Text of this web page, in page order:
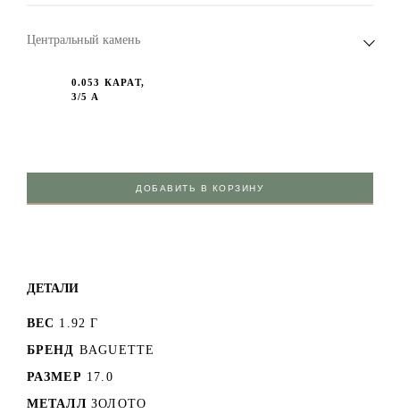
Центральный камень
0.053 КАРАТ,
3/5 А
ДОБАВИТЬ В КОРЗИНУ
ДЕТАЛИ
ВЕС 1.92 Г
БРЕНД BAGUETTE
РАЗМЕР 17.0
МЕТАЛЛ ЗОЛОТО